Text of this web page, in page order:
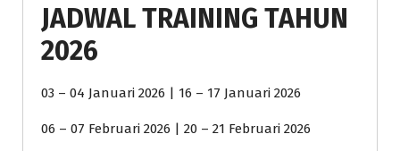
JADWAL TRAINING TAHUN
2026
03 – 04 Januari 2026 | 16 – 17 Januari 2026
06 – 07 Februari 2026 | 20 – 21 Februari 2026